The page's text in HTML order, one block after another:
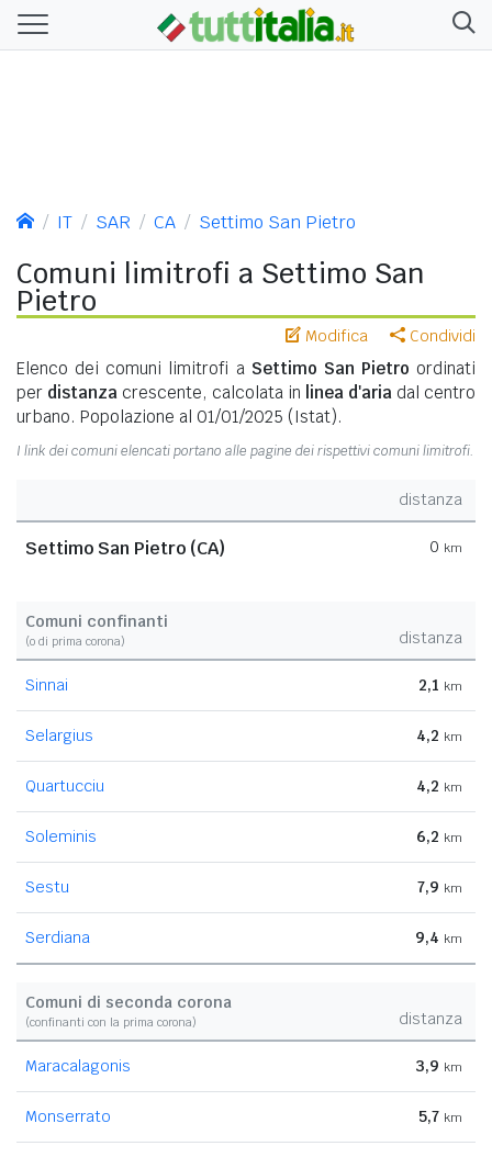
IT SAR CA Settimo San Pietro
Comuni limitrofi a Settimo San
Pietro
Modifica Condividi
Elenco dei comuni limitrofi a Settimo San Pietro ordinati
per distanza crescente, calcolata in linea d'aria dal centro
urbano. Popolazione al 01/01/2025 (Istat).
I link dei comuni elencati portano alle pagine dei rispettivi comuni limitrofi.
distanza
Settimo San Pietro (CA) 0 km
Comuni confinanti
(o di prima corona) distanza
Sinnai 2,1 km
Selargius 4,2 km
Quartucciu 4,2 km
Soleminis 6,2 km
Sestu 7,9 km
Serdiana 9,4 km
Comuni di seconda corona
(confinanti con la prima corona) distanza
Maracalagonis 3,9 km
Monserrato 5,7 km